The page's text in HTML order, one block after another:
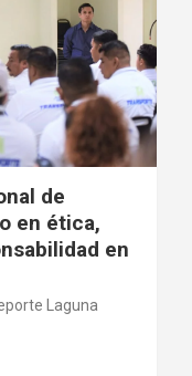
de
en ética,
en
Laguna